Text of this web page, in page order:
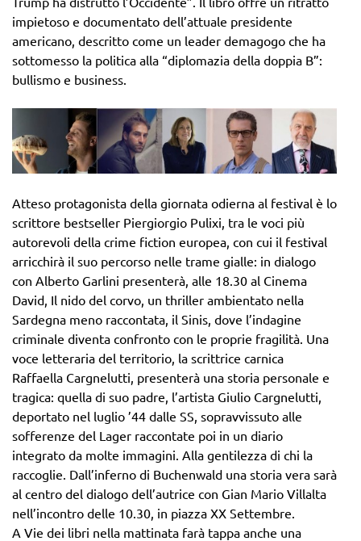
impietoso e documentato dell’attuale presidente
americano, descritto come un leader demagogo che ha
sottomesso la politica alla “diplomazia della doppia B”:
bullismo e business.
Atteso protagonista della giornata odierna al festival è lo
scrittore bestseller Piergiorgio Pulixi, tra le voci più
autorevoli della crime fiction europea, con cui il festival
arricchirà il suo percorso nelle trame gialle: in dialogo
con Alberto Garlini presenterà, alle 18.30 al Cinema
David, Il nido del corvo, un thriller ambientato nella
Sardegna meno raccontata, il Sinis, dove l’indagine
criminale diventa confronto con le proprie fragilità. Una
voce letteraria del territorio, la scrittrice carnica
Raffaella Cargnelutti, presenterà una storia personale e
tragica: quella di suo padre, l’artista Giulio Cargnelutti,
deportato nel luglio ’44 dalle SS, sopravvissuto alle
sofferenze del Lager raccontate poi in un diario
integrato da molte immagini. Alla gentilezza di chi la
raccoglie. Dall’inferno di Buchenwald una storia vera sarà
al centro del dialogo dell’autrice con Gian Mario Villalta
nell’incontro delle 10.30, in piazza XX Settembre.
A Vie dei libri nella mattinata farà tappa anche una